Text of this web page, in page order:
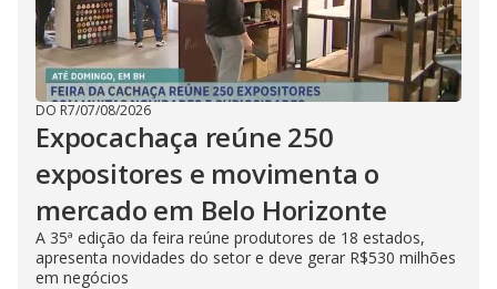
DO R7/07/08/2026
Expocachaça reúne 250
expositores e movimenta o
mercado em Belo Horizonte
A 35ª edição da feira reúne produtores de 18 estados,
apresenta novidades do setor e deve gerar R$530 milhões
em negócios